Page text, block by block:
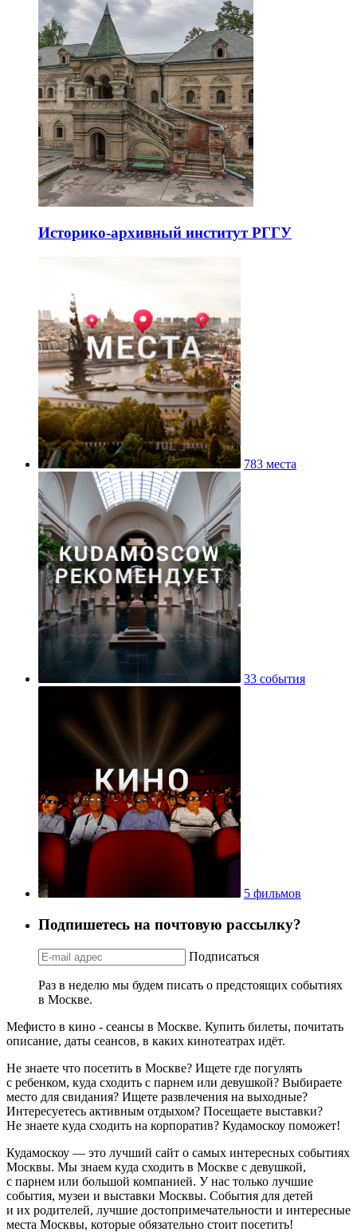
Историко-архивный институт РГГУ
783 места
33 события
5 фильмов
Подпишетесь на почтовую рассылку?
Подписаться
Раз в неделю мы будем писать о предстоящих событиях
в Москве.
Мефисто в кино - сеансы в Москве. Купить билеты, почитать
описание, даты сеансов, в каких кинотеатрах идёт.
Не знаете что посетить в Москве? Ищете где погулять
с ребенком, куда сходить с парнем или девушкой? Выбираете
место для свидания? Ищете развлечения на выходные?
Интересуетесь активным отдыхом? Посещаете выставки?
Не знаете куда сходить на корпоратив? Кудамоскоу поможет!
Кудамоскоу — это лучший сайт о самых интересных событиях
Москвы. Мы знаем куда сходить в Москве с девушкой,
с парнем или большой компанией. У нас только лучшие
события, музеи и выставки Москвы. События для детей
и их родителей, лучшие достопримечательности и интересные
места Москвы, которые обязательно стоит посетить!